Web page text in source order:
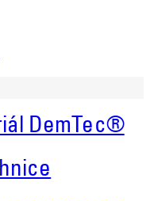
DemTec®